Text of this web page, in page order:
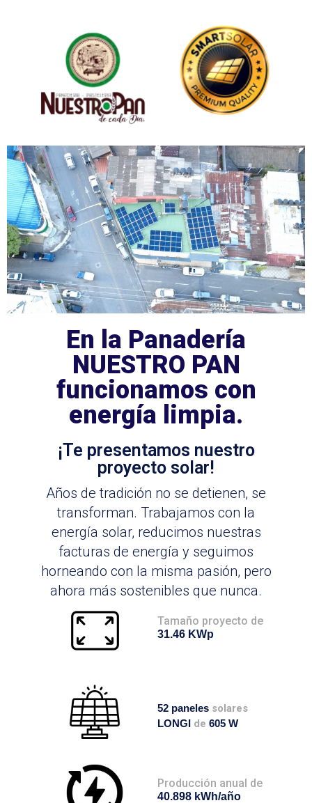
En la Panadería
NUESTRO PAN
funcionamos con
energía limpia.
¡Te presentamos nuestro
proyecto solar!
Años de tradición no se detienen, se
transforman. Trabajamos con la
energía solar, reducimos nuestras
facturas de energía y seguimos
horneando con la misma pasión, pero
ahora más sostenibles que nunca.
Tamaño proyecto de
31.46 KWp
52 paneles solares
LONGIde 605 W
Producción anual de
40.898 kWh/año